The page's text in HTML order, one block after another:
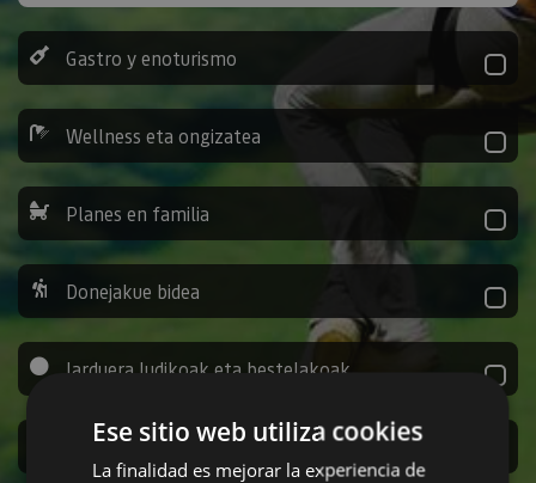
Gastro y enoturismo
Wellness eta ongizatea
Planes en familia
Donejakue bidea
Jarduera ludikoak eta bestelakoak
Sanferminak
Ese sitio web utiliza cookies
La finalidad es mejorar la experiencia de